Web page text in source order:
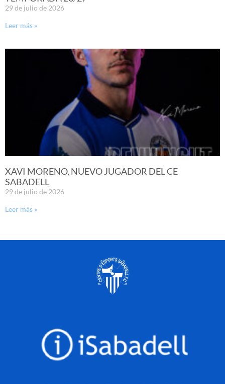
29 de julio de 2026
Leer más »
XAVI MORENO, NUEVO JUGADOR DEL CE
SABADELL
29 de julio de 2026
Leer más »